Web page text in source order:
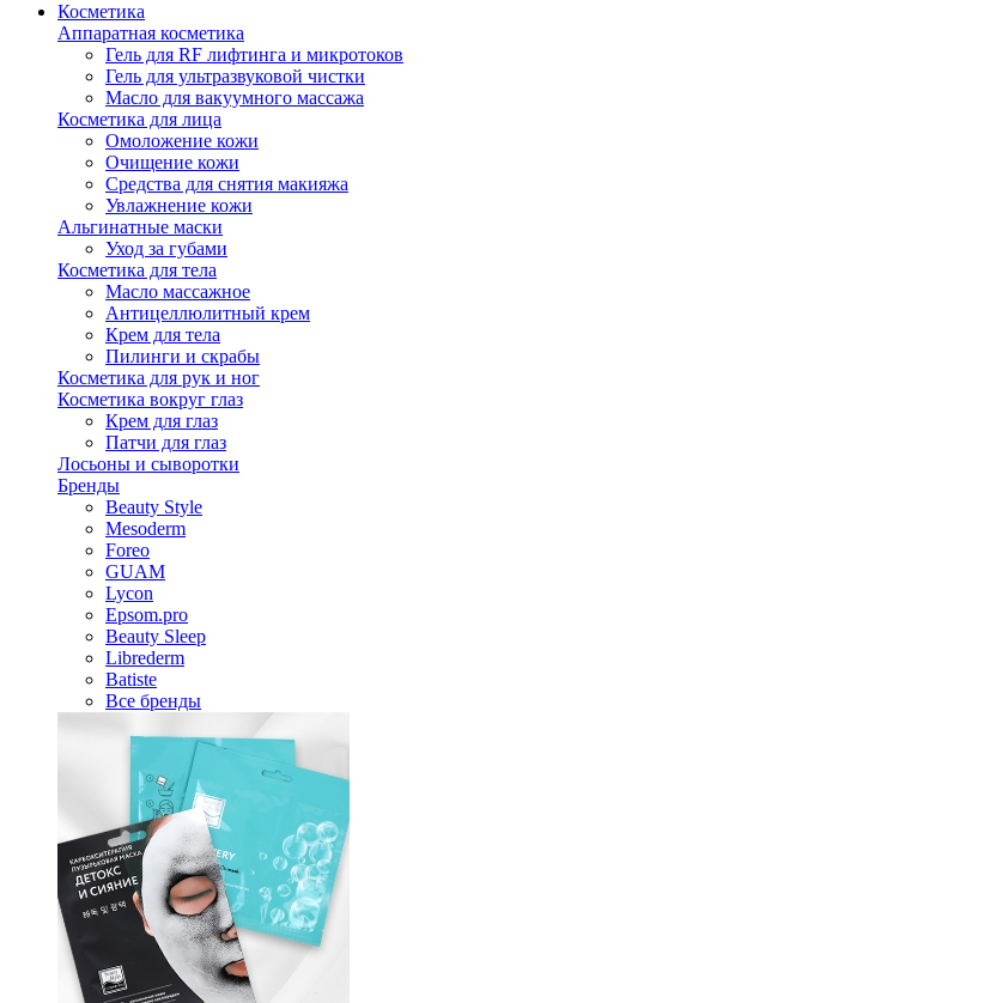
Косметика
Аппаратная косметика
Гель для RF лифтинга и микротоков
Гель для ультразвуковой чистки
Масло для вакуумного массажа
Косметика для лица
Омоложение кожи
Очищение кожи
Средства для снятия макияжа
Увлажнение кожи
Альгинатные маски
Уход за губами
Косметика для тела
Масло массажное
Антицеллюлитный крем
Крем для тела
Пилинги и скрабы
Косметика для рук и ног
Косметика вокруг глаз
Крем для глаз
Патчи для глаз
Лосьоны и сыворотки
Бренды
Beauty Style
Mesoderm
Foreo
GUAM
Lycon
Epsom.pro
Beauty Sleep
Librederm
Batiste
Все бренды